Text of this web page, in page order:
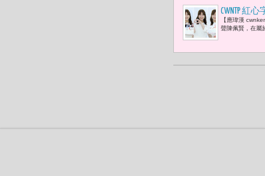
CWNTP 紅
一種名為
【應瑋漢
聲陳佩賢，在屬